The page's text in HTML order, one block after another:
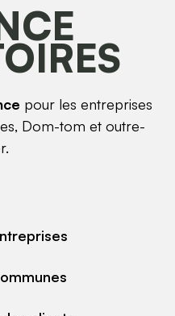
pour les entreprises
Dom-tom et outre-